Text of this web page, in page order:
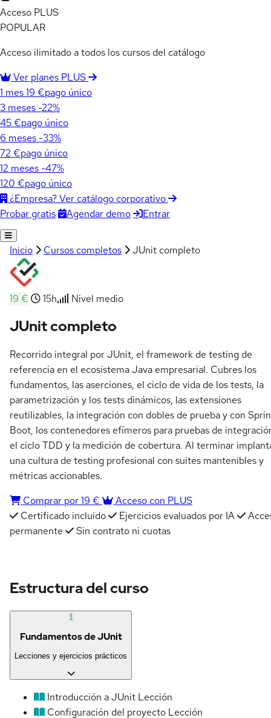
Acceso PLUS
POPULAR
Acceso ilimitado a todos los cursos del catálogo
Ver planes PLUS
1 mes19 €pago único
3 meses -22%
45 €pago único
6 meses -33%
72 €pago único
12 meses -47%
120 €pago único
¿Empresa? Ver catálogo corporativo
Probar gratis
Agendar demo Entrar
Inicio Cursos completos JUnit completo
19 € 15h Nivel medio
JUnit completo
Recorrido integral por JUnit, el framework de testing de
referencia en el ecosistema Java empresarial. Cubres los
fundamentos, las aserciones, el ciclo de vida de los tests, la
parametrización y los tests dinámicos, las extensiones
reutilizables, la integración con dobles de prueba y con
Boot, los contenedores efímeros para pruebas de
el ciclo TDD y la medición de cobertura. Al terminar
una cultura de testing profesional con suites mantenibles y
métricas accionables.
Comprar por 19 €
Acceso con PLUS
Certificado incluido
Ejercicios evaluados por IA
permanente
Sin contrato ni cuotas
Estructura del curso
1
Fundamentos de JUnit
Lecciones y ejercicios prácticos
Introducción a JUnit Lección
Configuración del proyecto Lección